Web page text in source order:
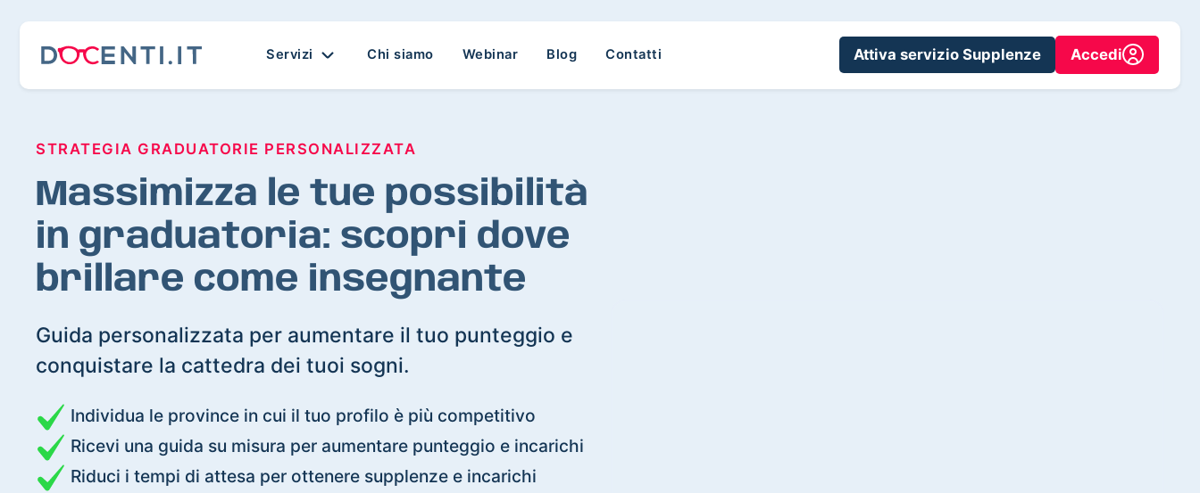
Servizi Chi siamo Webinar Blog Contatti Attiva servizio Supplenze Accedi
STRATEGIA GRADUATORIE PERSONALIZZATA
Massimizza le tue possibilità
in graduatoria: scopri dove
brillare come insegnante
Guida personalizzata per aumentare il tuo punteggio e
conquistare la cattedra dei tuoi sogni.
Individua le province in cui il tuo profilo è più competitivo
Ricevi una guida su misura per aumentare punteggio e incarichi
Riduci i tempi di attesa per ottenere supplenze e incarichi